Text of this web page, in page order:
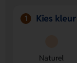
Geschikt voor
makkelijk een
Licht en prettig
je de
Keuze uit frisse
1 Kies kleur
Naturel